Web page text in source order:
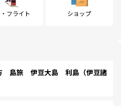
フライト ショップ
島旅 伊豆大島 利島（伊豆諸